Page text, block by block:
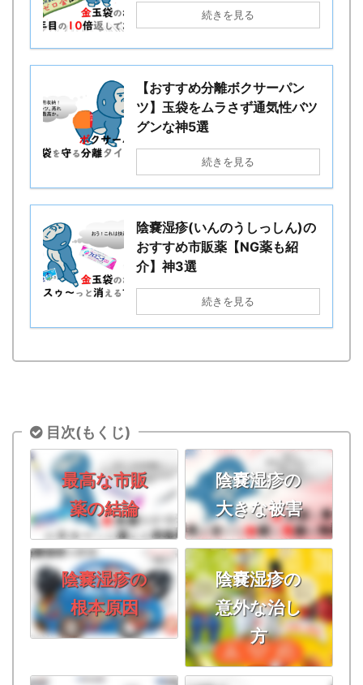
続きを見る
【おすすめ分離ボクサーパン
ツ】玉袋をムラさず通気性バツ
グンな神5選
続きを見る
陰嚢湿疹(いんのうしっしん)の
おすすめ市販薬【NG薬も紹
介】神3選
続きを見る
目次(もくじ)
最高な市販
薬の結論
陰嚢湿疹の
大きな被害
陰嚢湿疹の
根本原因
陰嚢湿疹の
意外な治し
方